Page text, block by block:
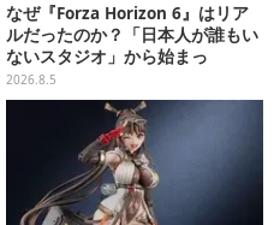
なぜ『Forza Horizon 6』はリア
ルだったのか？「日本人が誰もい
ないスタジオ」から始まっ
た、“生活感のある日本"の作り方
【CEDEC2026】
2026.8.5